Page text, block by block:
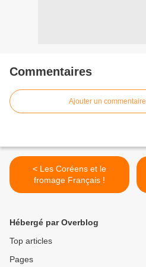
Commentaires
Ajouter un commentaire
< Les Coréens et le
fromage Français !
Hébergé par Overblog
Top articles
Pages